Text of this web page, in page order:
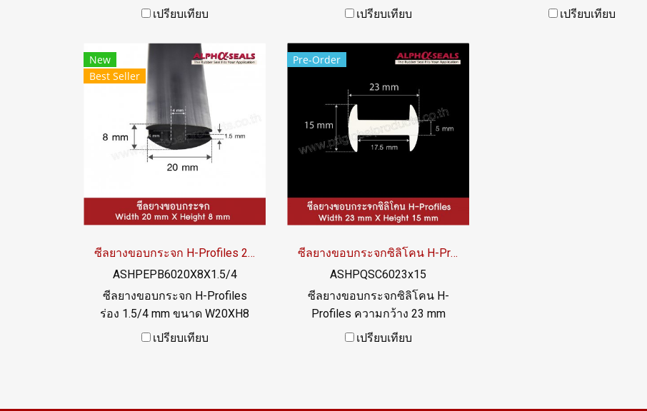
W46XH29 mm ทนสภาพแวล
022577145 LINE@ : @ptiglobal
เปรียบเทียบ
สภาพแวลล้อมการใช้งานดี
0926568846 LINE@ :
@ptiglobal
เปรียบเทียบ
ทนสภาพแวลล้อมการใช้านดี
เปรียบเทียบ
New
Best Seller
ซีลยางขอบกระจก H-Profiles 20x8 mm
ASHPEPB6020X8X1.5/4
ซีลยางขอบกระจก H-Profiles
ร่อง 1.5/4 mm ขนาด W20XH8
mm ทนสภาพแวลล้อมการใช้าน
เปรียบเทียบ
Pre-Order
ซีลยางขอบกระจกซิลิโคน H-Profiles 23x15 mm
ASHPQSC6023x15
ซีลยางขอบกระจกซิลิโคน H-
Profiles ความกว้าง 23 mm
ความสูง 15 mm ร่อง 17.5 mm
เปรียบเทียบ